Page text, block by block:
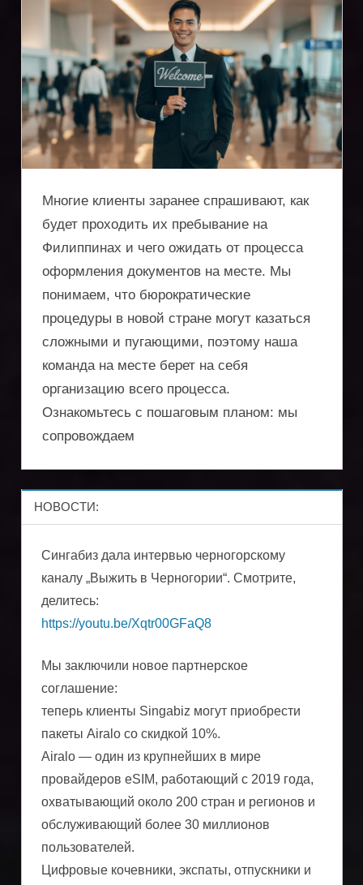
услуги
по
регистрации
компаний,
получению
вида
жительство,
защита
активов,
оптимизации
поездок
Многие клиенты заранее спрашивают, как
будет проходить их пребывание на
Филиппинах и чего ожидать от процесса
оформления документов на месте. Мы
понимаем, что бюрократические
процедуры в новой стране могут казаться
сложными и пугающими, поэтому наша
команда на месте берет на себя
организацию всего процесса.
Ознакомьтесь с пошаговым планом: мы
сопровождаем
НОВОСТИ:
Сингабиз дала интервью черногорскому
каналу „Выжить в Черногории“. Смотрите,
делитесь:
https://youtu.be/Xqtr00GFaQ8
Мы заключили новое партнерское
соглашение:
теперь клиенты Singabiz могут приобрести
пакеты Airalo со скидкой 10%.
Airalo — один из крупнейших в мире
провайдеров eSIM, работающий с 2019 года,
охватывающий около 200 стран и регионов и
обслуживающий более 30 миллионов
пользователей.
Цифровые кочевники, экспаты, отпускники и